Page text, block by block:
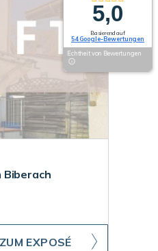
Biberach
ZUM EXPOSÉ
5,0
Basierend auf
54 Google-Bewertungen
Echtheit von Bewertungen